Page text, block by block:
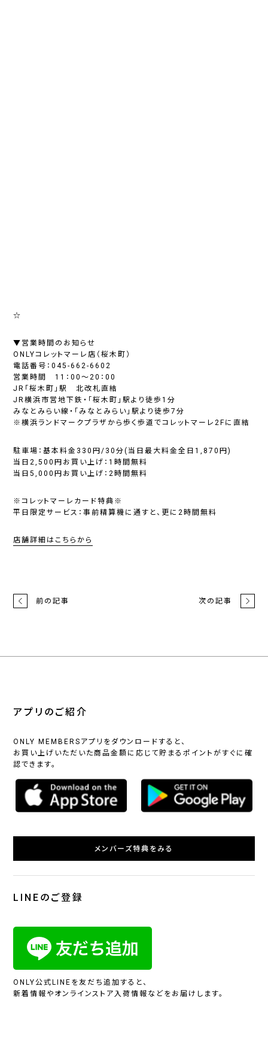
☆
▼営業時間のお知らせ
ONLYコレットマーレ店（桜木町）
電話番号：045-662-6602
営業時間 11：00～20：00
JR「桜木町」駅 北改札直結
JR横浜市営地下鉄・「桜木町」駅より徒歩1分
みなとみらい線・「みなとみらい」駅より徒歩7分
※横浜ランドマークプラザから歩く歩道でコレットマーレ2Fに直結
駐車場：基本料金330円/30分(当日最大料金全日1,870円)
当日2,500円お買い上げ：1時間無料
当日5,000円お買い上げ：2時間無料
※コレットマーレカード特典※
平日限定サービス：事前精算機に通すと、更に2時間無料
店舗詳細はこちらから
前の記事 次の記事
アプリのご紹介
ONLY MEMBERSアプリをダウンロードすると、
お買い上げいただいた商品金額に応じて貯まるポイントがすぐに確
認できます。
メンバーズ特典をみる
LINEのご登録
ONLY公式LINEを友だち追加すると、
新着情報やオンラインストア入荷情報などをお届けします。